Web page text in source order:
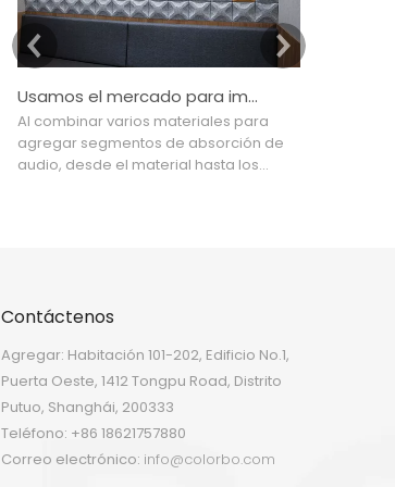
Usamos el mercado para impulsar el diseño, el diseño para mejorar la tecnología
Al combinar varios materiales para
agregar segmentos de absorción de
audio, desde el material hasta los
crear un alto imagen del modelo final
Contáctenos
Agregar: Habitación 101-202, Edificio No.1,
Puerta Oeste, 1412 Tongpu Road, Distrito
Putuo, Shanghái, 200333
Teléfono: +86 18621757880
Correo electrónico: info@colorbo.com